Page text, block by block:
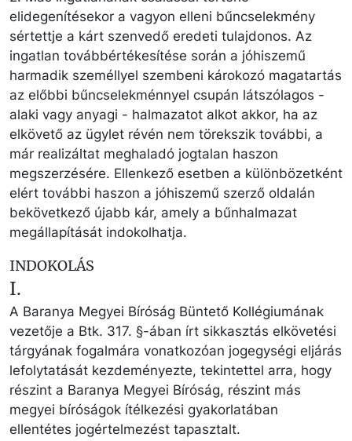
elidegenítésekor a vagyon elleni bűncselekmény
sértettje a kárt szenvedő eredeti tulajdonos. Az
ingatlan továbbértékesítése során a jóhiszemű
harmadik személlyel szembeni károkozó magatartás
az előbbi bűncselekménnyel csupán látszólagos -
alaki vagy anyagi - halmazatot alkot akkor, ha az
elkövető az ügylet révén nem törekszik további, a
már realizáltat meghaladó jogtalan haszon
megszerzésére. Ellenkező esetben a különbözetként
elért további haszon a jóhiszemű szerző oldalán
bekövetkező újabb kár, amely a bűnhalmazat
megállapítását indokolhatja.
INDOKOLÁS
I.
A Baranya Megyei Bíróság Büntető Kollégiumának
vezetője a Btk. 317. §-ában írt sikkasztás elkövetési
tárgyának fogalmára vonatkozóan jogegységi eljárás
lefolytatását kezdeményezte, tekintettel arra, hogy
részint a Baranya Megyei Bíróság, részint más
megyei bíróságok ítélkezési gyakorlatában
ellentétes jogértelmezést tapasztalt.